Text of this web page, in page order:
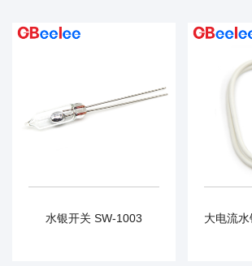
水银开关 SW-1003 大电流